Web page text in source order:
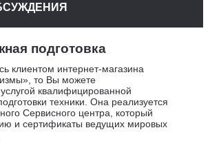
подготовка
клиентом интернет-магазина
то Вы можете
квалифицированной
техники. Она реализуется
Сервисного центра, который
и сертификаты ведущих мировых